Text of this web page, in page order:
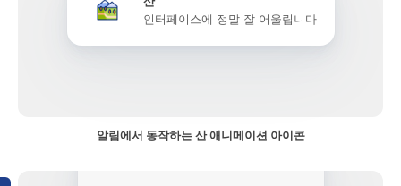
인터페이스에 정말 잘 어울립니다
알림에서 동작하는 산 애니메이션 아이콘